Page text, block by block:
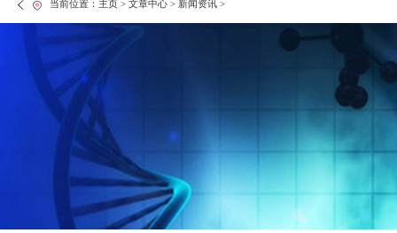
当前位置： 主页> 文章中心> 新闻资讯>